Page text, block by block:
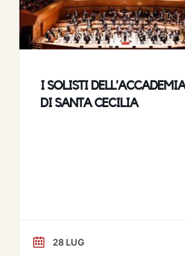
I SOLISTI
DI SANTA CECILIA
28 LUG